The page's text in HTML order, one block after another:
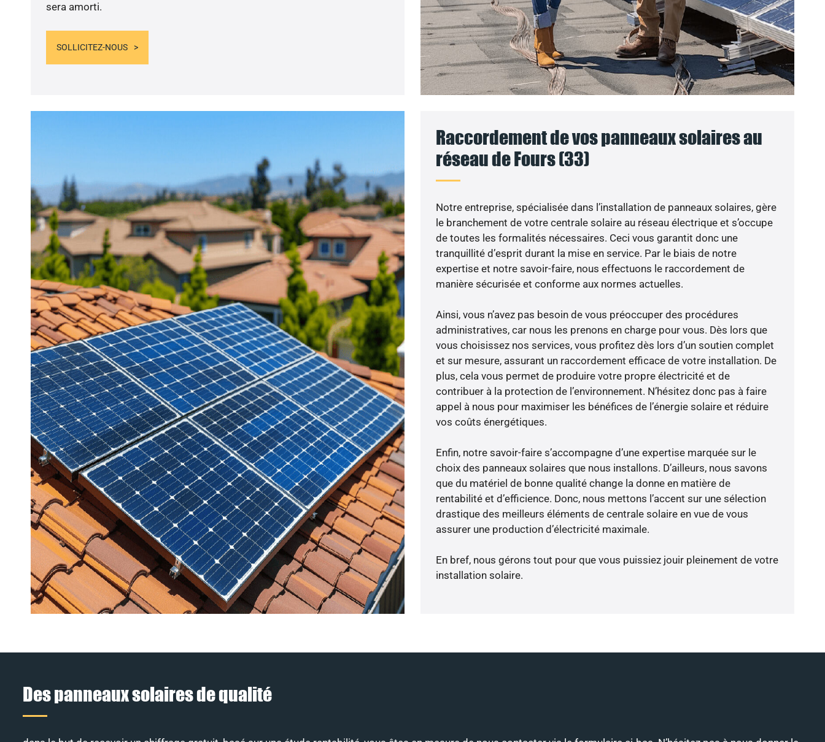
sera amorti.
SOLLICITEZ-NOUS
Raccordement de vos panneaux solaires au
réseau de Fours (33)
Notre entreprise, spécialisée dans l’installation de panneaux solaires, gère
le branchement de votre centrale solaire au réseau électrique et s’occupe
de toutes les formalités nécessaires. Ceci vous garantit donc une
tranquillité d’esprit durant la mise en service. Par le biais de notre
expertise et notre savoir-faire, nous effectuons le raccordement de
manière sécurisée et conforme aux normes actuelles.
Ainsi, vous n’avez pas besoin de vous préoccuper des procédures
administratives, car nous les prenons en charge pour vous. Dès lors que
vous choisissez nos services, vous profitez dès lors d’un soutien complet
et sur mesure, assurant un raccordement efficace de votre installation. De
plus, cela vous permet de produire votre propre électricité et de
contribuer à la protection de l’environnement. N’hésitez donc pas à faire
appel à nous pour maximiser les bénéfices de l’énergie solaire et réduire
vos coûts énergétiques.
Enfin, notre savoir-faire s’accompagne d’une expertise marquée sur le
choix des panneaux solaires que nous installons. D’ailleurs, nous savons
que du matériel de bonne qualité change la donne en matière de
rentabilité et d’efficience. Donc, nous mettons l’accent sur une sélection
drastique des meilleurs éléments de centrale solaire en vue de vous
assurer une production d’électricité maximale.
En bref, nous gérons tout pour que vous puissiez jouir pleinement de votre
installation solaire.
Des panneaux solaires de qualité